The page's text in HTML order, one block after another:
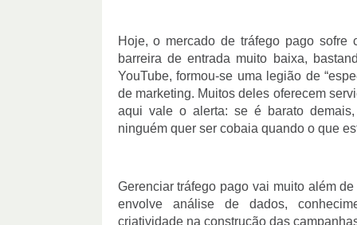
Hoje, o mercado de tráfego pago
barreira de entrada muito baixa,
YouTube, formou-se uma legião de
de marketing. Muitos deles oferecem
aqui vale o alerta: se é barato
ninguém quer ser cobaia quando o que
Gerenciar tráfego pago vai muito além
envolve análise de dados,
criatividade na construção das